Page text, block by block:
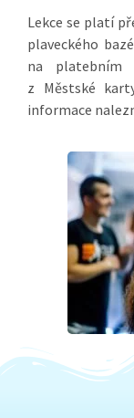
Lekce se platí
plaveckého
na platebním
z Městské
informace